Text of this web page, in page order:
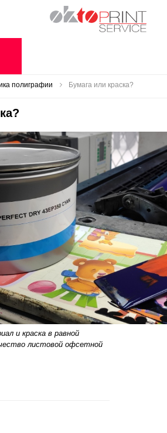
полиграфии Бумага или краска?
и краска в равной
листовой офсетной